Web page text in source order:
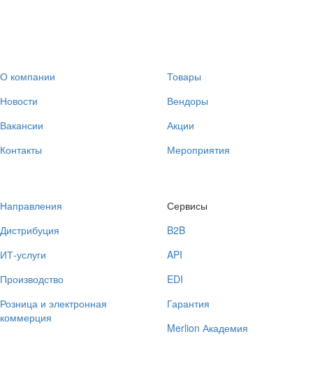
О компании
Новости
Вакансии
Контакты
Товары
Вендоры
Акции
Мероприятия
Направления
Дистрибуция
ИТ-услуги
Производство
Розница и электронная
коммерция
Сервисы
B2B
API
EDI
Гарантия
Merlion Академия